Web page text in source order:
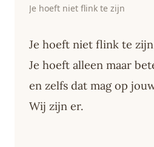
Je hoeft niet flink te zijn
Je hoeft niet flink te
Je hoeft alleen maar
en zelfs dat mag op
Wij zijn er.